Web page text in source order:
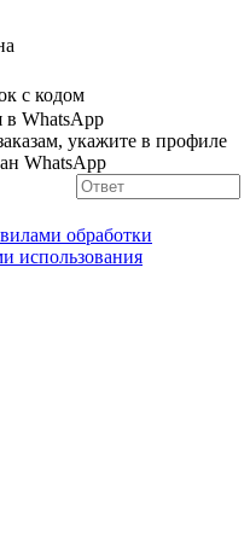
с кодом
в WhatsApp
укажите в профиле
WhatsApp
обработки
использования